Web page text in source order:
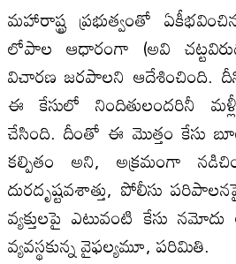
మహారాష్ట్ర ప్రభుత్వంతో
లోపాల ఆధారంగా (అవి
విచారణ జరపాలని ఆదేశించింది.
ఈ కేసులో నిందితులందరినీ
చేసింది. దీంతో ఈ మొత్తం కేసు
కల్పితం అని, అక్రమంగా
దురదృష్టవశాత్తు, పోలీసు
వ్యక్తులపై ఎటువంటి కేసు
వ్యవస్థకున్న వైఫల్యమూ, పరిమితి.